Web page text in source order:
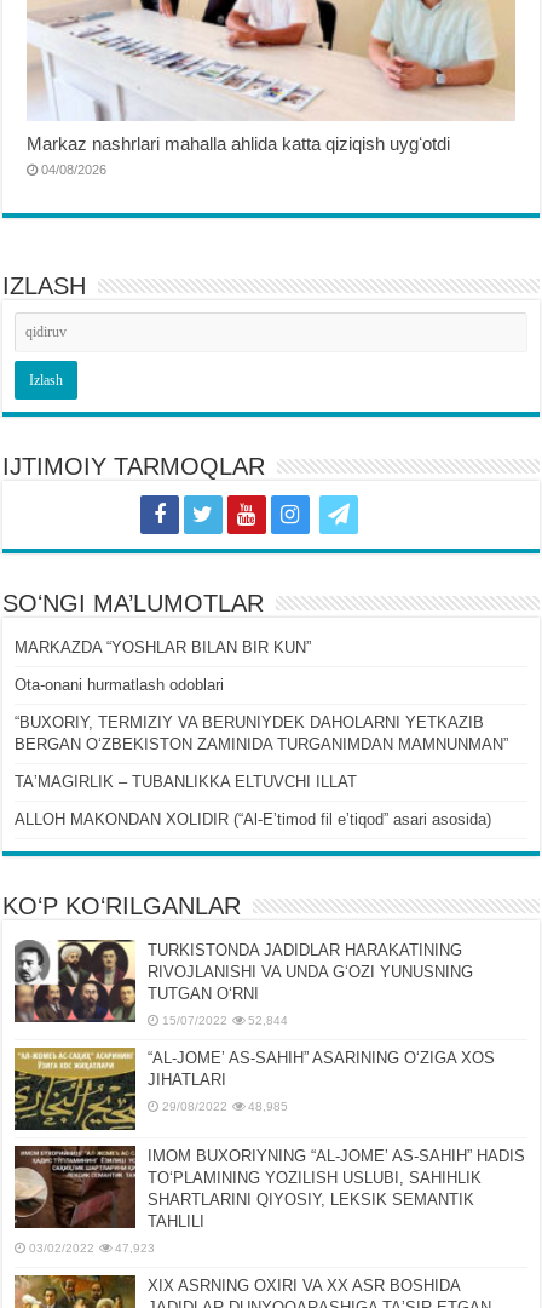
Markaz nashrlari mahalla ahlida katta qiziqish uygʻotdi
04/08/2026
IZLASH
IJTIMOIY TARMOQLAR
SOʻNGI MA’LUMOTLAR
MARKAZDA “YOSHLAR BILAN BIR KUN”
Ota-onani hurmatlash odoblari
“BUXORIY, TERMIZIY VA BERUNIYDEK DAHOLARNI YETKAZIB
BERGAN OʻZBEKISTON ZAMINIDA TURGANIMDAN MAMNUNMAN”
TAʼMAGIRLIK – TUBANLIKKA ELTUVCHI ILLAT
ALLOH MAKONDAN XOLIDIR (“Al-Eʼtimod fil eʼtiqod” asari asosida)
KO‘P KO‘RILGANLAR
TURKISTONDA JADIDLAR HARAKATINING
RIVOJLANISHI VA UNDA GʻOZI YUNUSNING
TUTGAN OʻRNI
15/07/2022 52,844
“AL-JOMEʼ AS-SAHIH” ASARINING OʻZIGA XOS
JIHATLARI
29/08/2022 48,985
IMOM BUXORIYNING “AL-JOMEʼ AS-SAHIH” HADIS
TOʻPLAMINING YOZILISH USLUBI, SAHIHLIK
SHARTLARINI QIYOSIY, LЕKSIK SЕMANTIK
TAHLILI
03/02/2022 47,923
XIX ASRNING OXIRI VA XX ASR BOSHIDA